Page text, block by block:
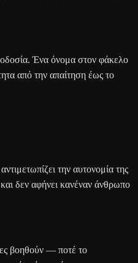
Ένα όνομα στον φάκελο
από την απαίτηση έως το
την αυτονομία της
δεν αφήνει κανέναν άνθρωπο
βοηθούν — ποτέ το